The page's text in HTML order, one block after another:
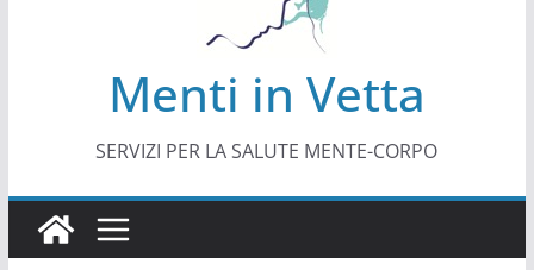
Menti in Vetta
SERVIZI PER LA SALUTE MENTE-CORPO